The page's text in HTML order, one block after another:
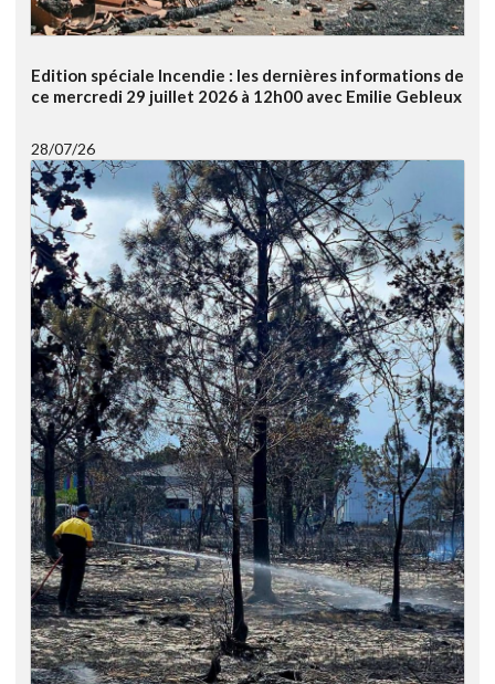
Edition spéciale Incendie : les dernières informations de
ce mercredi 29 juillet 2026 à 12h00 avec Emilie Gebleux
28/07/26